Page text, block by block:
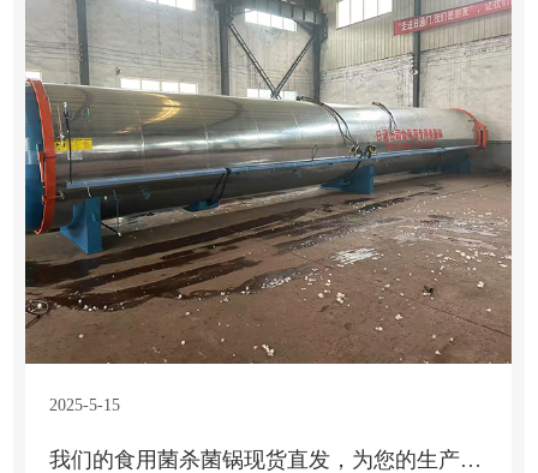
2025-5-15
我们的食用菌杀菌锅现货直发，为您的生产按下“加速键”！